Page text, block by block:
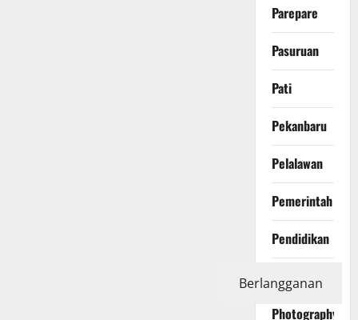
Parepare
Pasuruan
Pati
Pekanbaru
Pelalawan
Pemerintah
Pendidikan
Peristiwa
Photography
Berlangganan